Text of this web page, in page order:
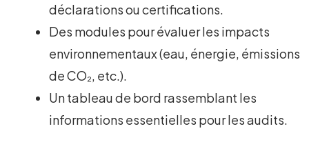
déclarations ou certifications.
Des modules pour évaluer les impacts
environnementaux (eau, énergie, émissions
de CO₂, etc.).
Un tableau de bord rassemblant les
informations essentielles pour les audits.